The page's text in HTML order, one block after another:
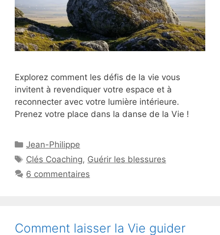
Explorez comment les défis de la vie vous
invitent à revendiquer votre espace et à
reconnecter avec votre lumière intérieure.
Prenez votre place dans la danse de la Vie !
Catégories
Jean-Philippe
Étiquettes
Clés Coaching, Guérir les blessures
6 commentaires
Comment laisser la Vie guider